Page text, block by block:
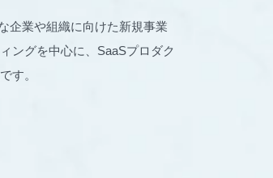
企業や組織に向けた新規事業
ングを中心に、SaaSプロダク
す。